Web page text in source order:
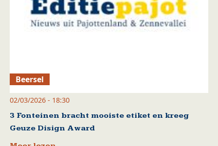
Beersel
02/03/2026 - 18:30
3 Fonteinen bracht mooiste etiket en kreeg
Geuze Disign Award